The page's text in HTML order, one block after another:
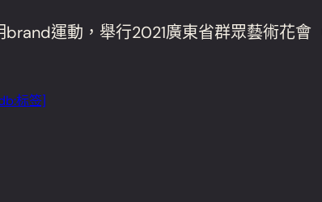
運動，舉行2021廣東省群眾藝術花會
标签]